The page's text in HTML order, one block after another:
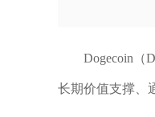
Dogecoin（
长期价值支撑、